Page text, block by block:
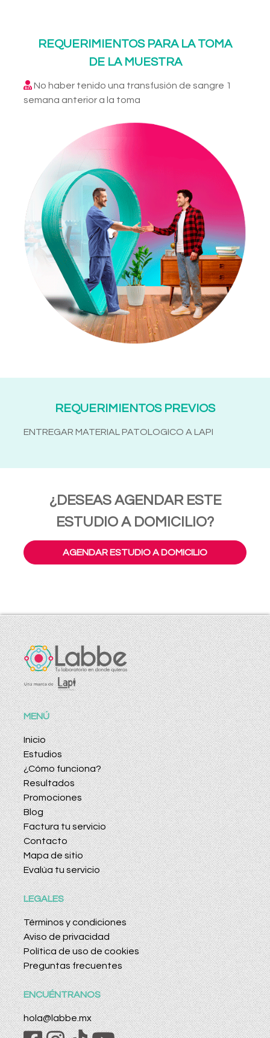
REQUERIMIENTOS PARA LA TOMA
DE LA MUESTRA
No haber tenido una transfusión de sangre 1
semana anterior a la toma
REQUERIMIENTOS PREVIOS
ENTREGAR MATERIAL PATOLOGICO A LAPI
¿DESEAS AGENDAR ESTE
ESTUDIO A DOMICILIO?
AGENDAR ESTUDIO A DOMICILIO
MENÚ
Inicio
Estudios
¿Cómo funciona?
Resultados
Promociones
Blog
Factura tu servicio
Contacto
Mapa de sitio
Evalúa tu servicio
LEGALES
Términos y condiciones
Aviso de privacidad
Política de uso de cookies
Preguntas frecuentes
ENCUÉNTRANOS
hola@labbe.mx